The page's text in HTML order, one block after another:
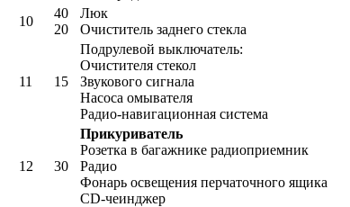
10
40
20
Люк
Очиститель заднего стекла
11 15
Подрулевой выключатель:
Очистителя стекол
Звукового сигнала
Насоса омывателя
Радио-навигационная система
12 30
Прикуриватель
Розетка в багажнике радиоприемник
Радио
Фонарь освещения перчаточного ящика
CD-чеинджер